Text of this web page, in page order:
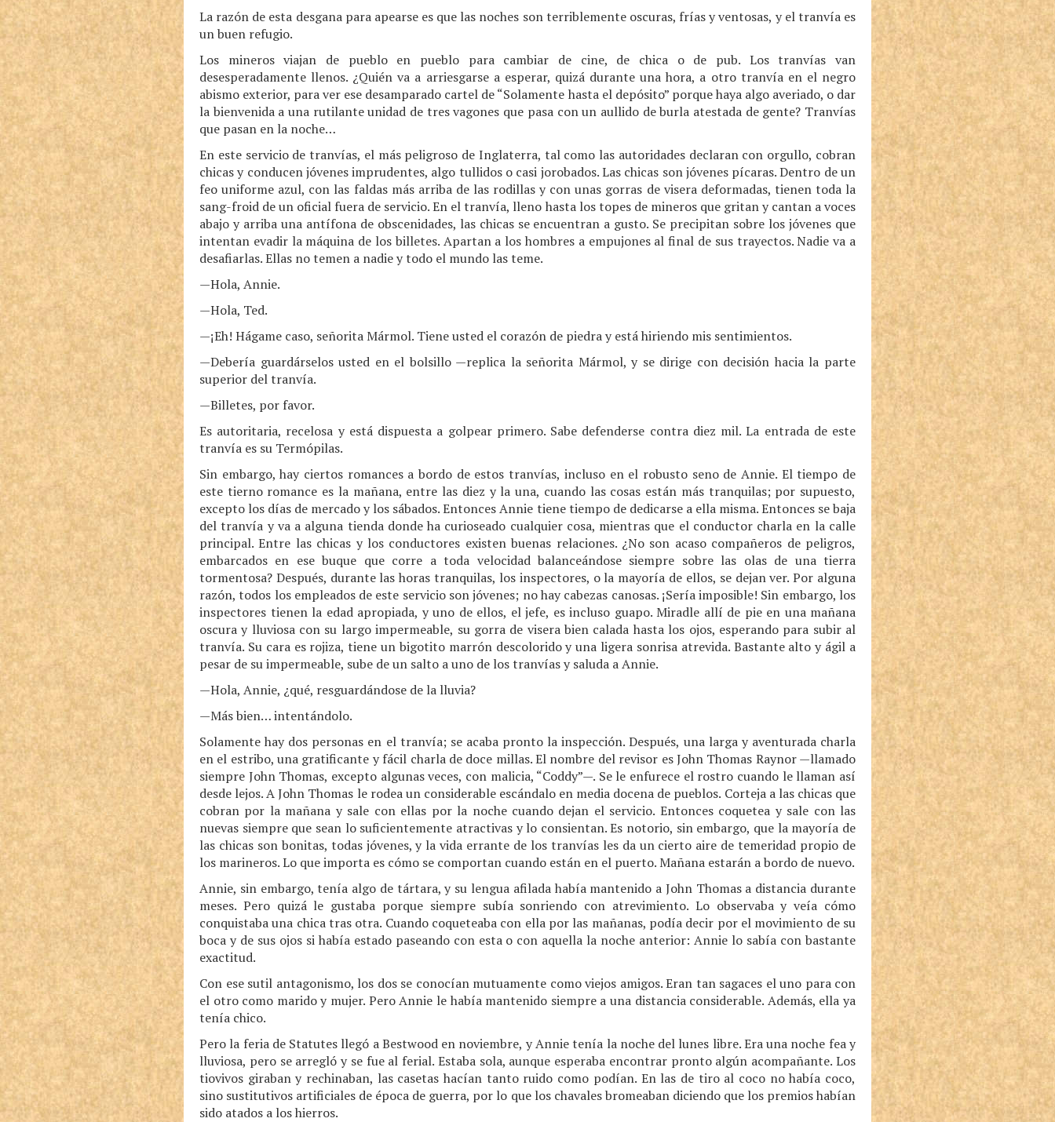
La razón de esta desgana para apearse es que las noches son terriblemente oscuras, frías y ventosas, y el tranvía es
un buen refugio.
Los mineros viajan de pueblo en pueblo para cambiar de cine, de chica o de pub. Los tranvías van
desesperadamente llenos. ¿Quién va a arriesgarse a esperar, quizá durante una hora, a otro tranvía en el negro
abismo exterior, para ver ese desamparado cartel de “Solamente hasta el depósito” porque haya algo averiado, o dar
la bienvenida a una rutilante unidad de tres vagones que pasa con un aullido de burla atestada de gente? Tranvías
que pasan en la noche…
En este servicio de tranvías, el más peligroso de Inglaterra, tal como las autoridades declaran con orgullo, cobran
chicas y conducen jóvenes imprudentes, algo tullidos o casi jorobados. Las chicas son jóvenes pícaras. Dentro de un
feo uniforme azul, con las faldas más arriba de las rodillas y con unas gorras de visera deformadas, tienen toda la
sang-froid de un oficial fuera de servicio. En el tranvía, lleno hasta los topes de mineros que gritan y cantan a voces
abajo y arriba una antífona de obscenidades, las chicas se encuentran a gusto. Se precipitan sobre los jóvenes que
intentan evadir la máquina de los billetes. Apartan a los hombres a empujones al final de sus trayectos. Nadie va a
desafiarlas. Ellas no temen a nadie y todo el mundo las teme.
—Hola, Annie.
—Hola, Ted.
—¡Eh! Hágame caso, señorita Mármol. Tiene usted el corazón de piedra y está hiriendo mis sentimientos.
—Debería guardárselos usted en el bolsillo —replica la señorita Mármol, y se dirige con decisión hacia la parte
superior del tranvía.
—Billetes, por favor.
Es autoritaria, recelosa y está dispuesta a golpear primero. Sabe defenderse contra diez mil. La entrada de este
tranvía es su Termópilas.
Sin embargo, hay ciertos romances a bordo de estos tranvías, incluso en el robusto seno de Annie. El tiempo de
este tierno romance es la mañana, entre las diez y la una, cuando las cosas están más tranquilas; por supuesto,
excepto los días de mercado y los sábados. Entonces Annie tiene tiempo de dedicarse a ella misma. Entonces se baja
del tranvía y va a alguna tienda donde ha curioseado cualquier cosa, mientras que el conductor charla en la calle
principal. Entre las chicas y los conductores existen buenas relaciones. ¿No son acaso compañeros de peligros,
embarcados en ese buque que corre a toda velocidad balanceándose siempre sobre las olas de una tierra
tormentosa? Después, durante las horas tranquilas, los inspectores, o la mayoría de ellos, se dejan ver. Por alguna
razón, todos los empleados de este servicio son jóvenes; no hay cabezas canosas. ¡Sería imposible! Sin embargo, los
inspectores tienen la edad apropiada, y uno de ellos, el jefe, es incluso guapo. Miradle allí de pie en una mañana
oscura y lluviosa con su largo impermeable, su gorra de visera bien calada hasta los ojos, esperando para subir al
tranvía. Su cara es rojiza, tiene un bigotito marrón descolorido y una ligera sonrisa atrevida. Bastante alto y ágil a
pesar de su impermeable, sube de un salto a uno de los tranvías y saluda a Annie.
—Hola, Annie, ¿qué, resguardándose de la lluvia?
—Más bien… intentándolo.
Solamente hay dos personas en el tranvía; se acaba pronto la inspección. Después, una larga y aventurada charla
en el estribo, una gratificante y fácil charla de doce millas. El nombre del revisor es John Thomas Raynor —llamado
siempre John Thomas, excepto algunas veces, con malicia, “Coddy”—. Se le enfurece el rostro cuando le llaman así
desde lejos. A John Thomas le rodea un considerable escándalo en media docena de pueblos. Corteja a las chicas que
cobran por la mañana y sale con ellas por la noche cuando dejan el servicio. Entonces coquetea y sale con las
nuevas siempre que sean lo suficientemente atractivas y lo consientan. Es notorio, sin embargo, que la mayoría de
las chicas son bonitas, todas jóvenes, y la vida errante de los tranvías les da un cierto aire de temeridad propio de
los marineros. Lo que importa es cómo se comportan cuando están en el puerto. Mañana estarán a bordo de nuevo.
Annie, sin embargo, tenía algo de tártara, y su lengua afilada había mantenido a John Thomas a distancia durante
meses. Pero quizá le gustaba porque siempre subía sonriendo con atrevimiento. Lo observaba y veía cómo
conquistaba una chica tras otra. Cuando coqueteaba con ella por las mañanas, podía decir por el movimiento de su
boca y de sus ojos si había estado paseando con esta o con aquella la noche anterior: Annie lo sabía con bastante
exactitud.
Con ese sutil antagonismo, los dos se conocían mutuamente como viejos amigos. Eran tan sagaces el uno para con
el otro como marido y mujer. Pero Annie le había mantenido siempre a una distancia considerable. Además, ella ya
tenía chico.
Pero la feria de Statutes llegó a Bestwood en noviembre, y Annie tenía la noche del lunes libre. Era una noche fea y
lluviosa, pero se arregló y se fue al ferial. Estaba sola, aunque esperaba encontrar pronto algún acompañante. Los
tiovivos giraban y rechinaban, las casetas hacían tanto ruido como podían. En las de tiro al coco no había coco,
sino sustitutivos artificiales de época de guerra, por lo que los chavales bromeaban diciendo que los premios habían
sido atados a los hierros.